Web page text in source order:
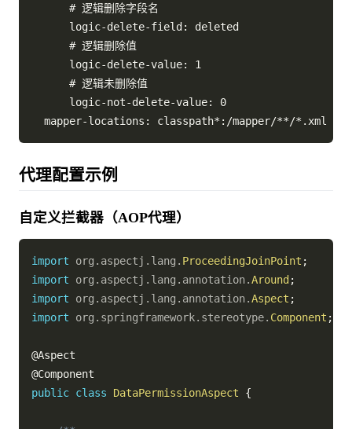
      # 逻辑删除字段名
      logic-delete-field: deleted
      # 逻辑删除值
      logic-delete-value: 1
      # 逻辑未删除值
      logic-not-delete-value: 0
代理配置示例
自定义拦截器（AOP代理）
import org . aspectj . lang . ProceedingJoinPoint ;
import
org . aspectj . lang . annotation.Around ;
import
org . aspectj . lang . annotation.Aspect ;
import
org . springframework. stereotype. Component ;
@Aspect
@Component
public class DataPermissionAspect {